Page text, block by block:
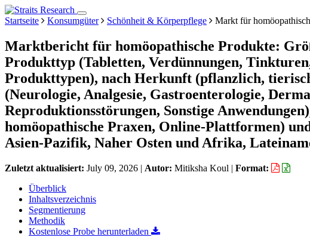
Startseite Konsumgüter Schönheit & Körperpflege Markt für
Marktbericht für homöopathische Produkte:
Produkttyp (Tabletten, Verdünnungen,
Produkttypen), nach Herkunft (pflanzlich,
(Neurologie, Analgesie, Gastroenterologie,
Reproduktionsstörungen, Sonstige
homöopathische Praxen, Online-Plattformen)
Asien-Pazifik, Naher Osten und Afrika,
Zuletzt aktualisiert: July 09, 2026 | Autor: Mitiksha Koul | Format:
Überblick
Inhaltsverzeichnis
Segmentierung
Methodik
Kostenlose Probe herunterladen